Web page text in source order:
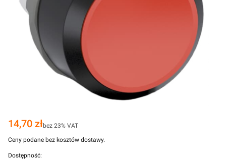
Cena
14,70 złbez 23% VAT
Ceny podane bez kosztów dostawy.
Dostępność: